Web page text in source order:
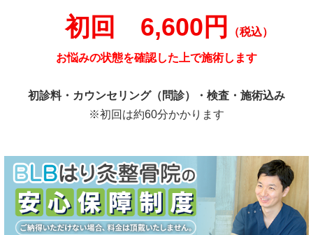
初回 6,600円 （税込）
お悩みの状態を確認した上で施術します
初診料・カウンセリング（問診）・検査・施術込み
※初回は約60分かかります